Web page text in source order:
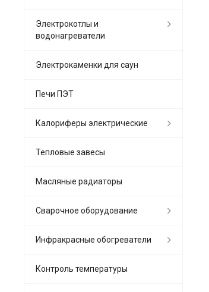
Электрокотлы и
водонагреватели
Электрокаменки для саун
Печи ПЭТ
Калориферы электрические
Тепловые завесы
Масляные радиаторы
Сварочное оборудование
Инфракрасные обогреватели
Контроль температуры